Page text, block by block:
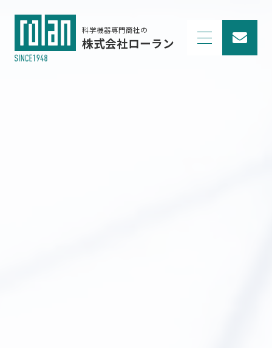
科学機器専門商社の
株式会社ローラン